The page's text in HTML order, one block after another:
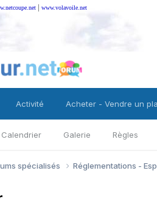
| www.volavoile.net
Calendrier Galerie Règles
Activité Acheter - Vendre un
spécialisés Réglementations -